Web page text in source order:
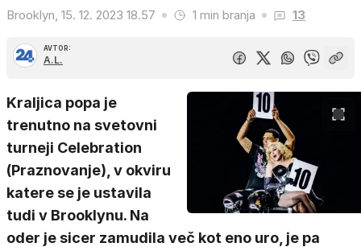
Brooklyn, 15. 12. 2023 18.57 1 min branja 13
AVTOR:
A.L.
Kraljica popa je
trenutno na svetovni
turneji Celebration
(Praznovanje), v okviru
katere se je ustavila
tudi v Brooklynu. Na
oder je sicer zamudila več kot eno uro, je pa